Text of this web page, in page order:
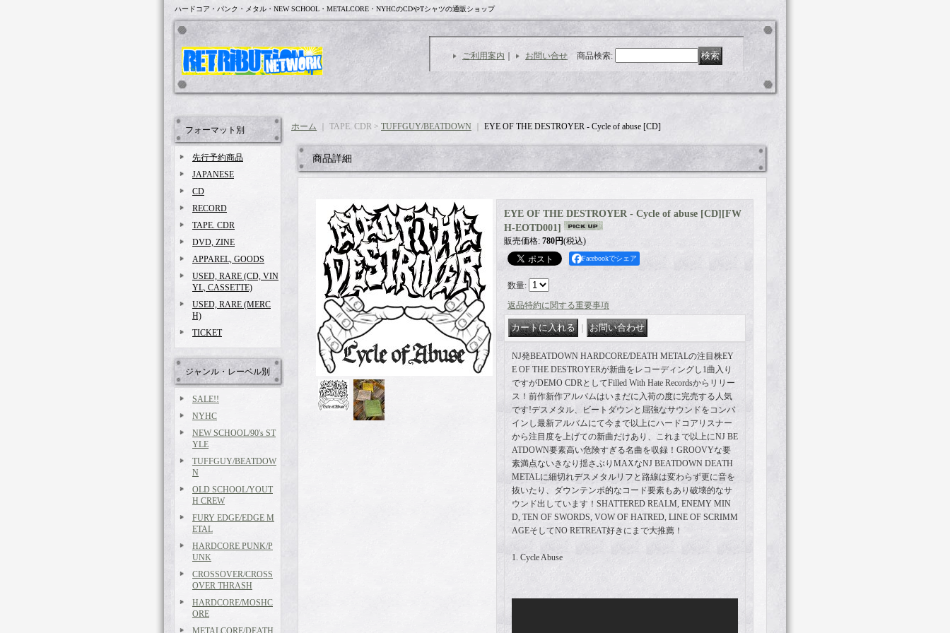
ハードコア・パンク・メタル・NEW SCHOOL・METALCORE・NYHCのCDやTシャツの通販ショップ
ご利用案内 お問い合せ 商品検索:
フォーマット別
先行予約商品
JAPANESE
CD
RECORD
TAPE. CDR
DVD, ZINE
APPAREL, GOODS
USED, RARE (CD, VIN
YL, CASSETTE)
USED, RARE (MERC
H)
TICKET
ジャンル・レーベル別
SALE!!
NYHC
NEW SCHOOL/90's ST
YLE
TUFFGUY/BEATDOW
N
OLD SCHOOL/YOUT
H CREW
FURY EDGE/EDGE M
ETAL
HARDCORE PUNK/P
UNK
CROSSOVER/CROSS
OVER THRASH
HARDCORE/MOSHC
ORE
METALCORE/DEATH
ホーム ｜ TAPE. CDR > TUFFGUY/BEATDOWN EYE OF THE DESTROYER - Cycle of abuse [CD]
商品詳細
EYE OF THE DESTROYER - Cycle of abuse [CD] [FW
H-EOTD001]
販売価格: 780円(税込)
Facebookでシェア
数量:
返品特約に関する重要事項
NJ発BEATDOWN HARDCORE/DEATH METALの注目株EY
E OF THE DESTROYERが新曲をレコーディングし1曲入り
ですがDEMO CDRとしてFilled With Hate Recordsからリリー
ス！前作新作アルバムはいまだに入荷の度に完売する人気
です!デスメタル、ビートダウンと屈強なサウンドをコンバ
インし最新アルバムにて今まで以上にハードコアリスナー
から注目度を上げての新曲だけあり、これまで以上にNJ BE
ATDOWN要素高い危険すぎる名曲を収録！GROOVYな要
素満点ないきなり揺さぶりMAXなNJ BEATDOWN DEATH
METALに細切れデスメタルリフと路線は変わらず更に音を
抜いたり、ダウンテンポ的なコード要素もあり破壊的なサ
ウンド出しています！SHATTERED REALM, ENEMY MIN
D, TEN OF SWORDS, VOW OF HATRED, LINE OF SCRIMM
AGEそしてNO RETREAT好きにまで大推薦！
1. Cycle Abuse